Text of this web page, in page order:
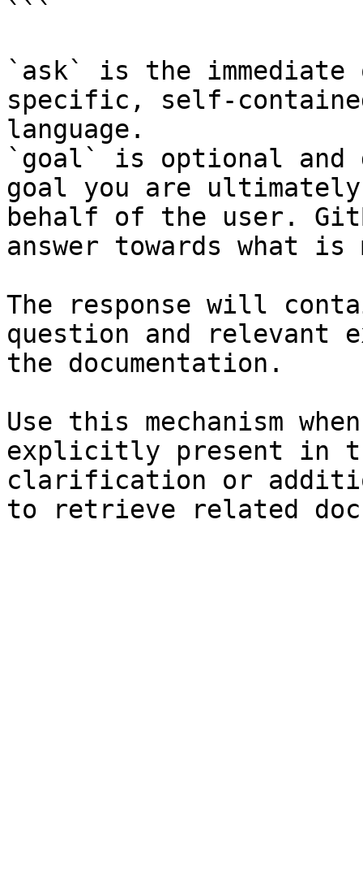
```
`ask` is the
specific, self-
language.
`goal` is optional and
goal you are
behalf of the user.
answer towards what
The response will
question and relevant
the documentation.
Use this mechanism
explicitly present in
clarification or